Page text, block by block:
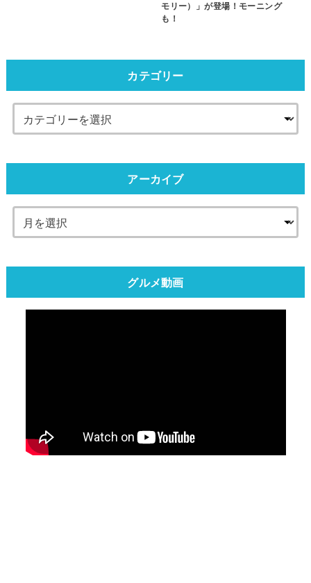
モリー）」が登場！モーニング
も！
カテゴリー
アーカイブ
グルメ動画